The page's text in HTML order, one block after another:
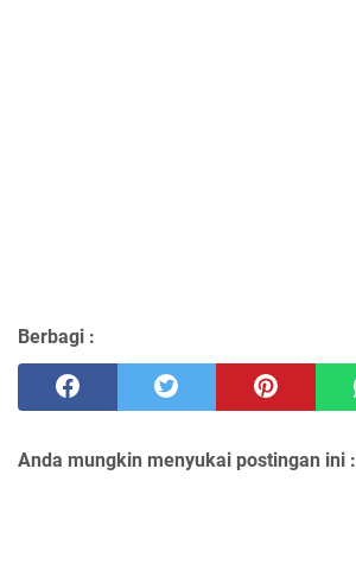
Berbagi :
Anda mungkin menyukai postingan ini :